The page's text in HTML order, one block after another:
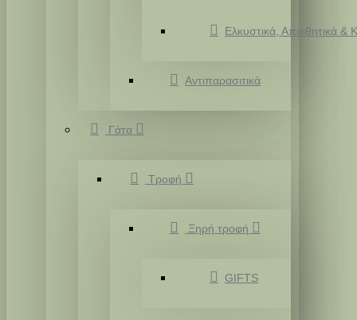
Ελκυστικά, Απωθητικά &
Αντιπαρασιτικά
Γάτα
Τροφή
Ξηρή τροφή
GIFTS